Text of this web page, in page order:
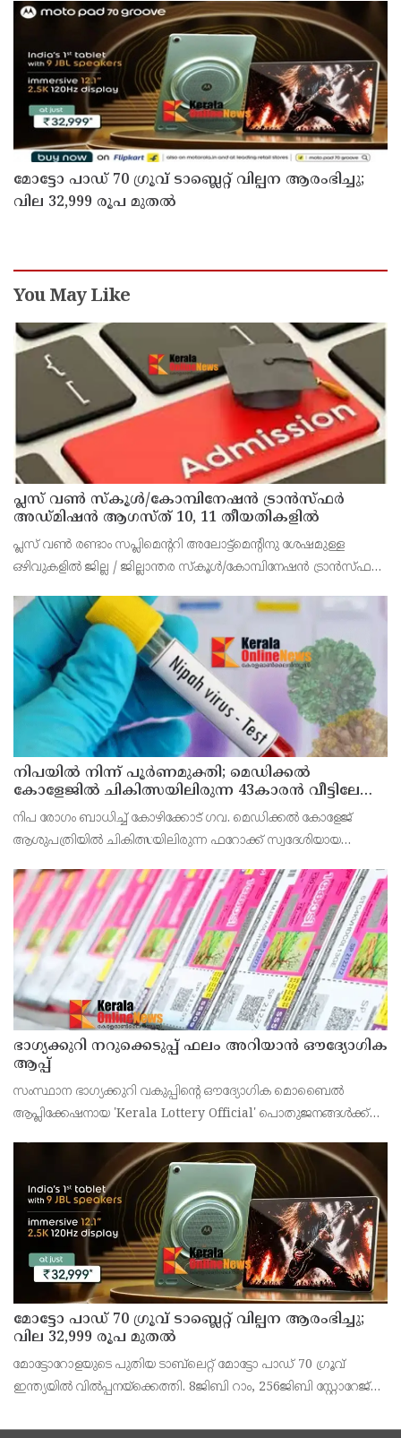
മോട്ടോ പാഡ് 70 ഗ്രൂവ് ടാബ്ലെറ്റ് വില്പന ആരംഭിച്ചു;
വില 32,999 രൂപ മുതൽ
You May Like
പ്ലസ് വൺ സ്‌കൂൾ/കോമ്പിനേഷൻ ട്രാൻസ്ഫർ
അഡ്മിഷൻ ആഗസ്ത് 10, 11 തീയതികളിൽ
പ്ലസ് വൺ രണ്ടാം സപ്ലിമെന്ററി അലോട്ട്‌മെന്റിനു ശേഷമുള്ള
ഒഴിവുകളിൽ ജില്ല / ജില്ലാന്തര സ്‌കൂൾ/കോമ്പിനേഷൻ ട്രാൻസ്ഫർ
വൈകിട്ട് 4 മണി വരെ നൽകിയിരുന്നു
നിപയിൽ നിന്ന് പൂർണമുക്തി; മെഡിക്കൽ
കോളേജിൽ ചികിത്സയിലിരുന്ന 43കാരൻ വീട്ടിലേക്ക്
മടങ്ങി
നിപ രോഗം ബാധിച്ച് കോഴിക്കോട് ഗവ. മെഡിക്കൽ കോളേജ്
ആശുപത്രിയിൽ ചികിത്സയിലിരുന്ന ഫറോക്ക് സ്വദേശിയായ
ഭാഗ്യക്കുറി നറുക്കെടുപ്പ് ഫലം അറിയാൻ ഔദ്യോഗിക
ആപ്പ്
സംസ്ഥാന ഭാഗ്യക്കുറി വകുപ്പിന്റെ ഔദ്യോഗിക മൊബൈൽ
ആപ്ലിക്കേഷനായ 'Kerala Lottery Official' പൊതുജനങ്ങൾക്ക്
അഞ്ജു കെ എസ് അറിയിച്ചു.
മോട്ടോ പാഡ് 70 ഗ്രൂവ് ടാബ്ലെറ്റ് വില്പന ആരംഭിച്ചു;
വില 32,999 രൂപ മുതൽ
മോട്ടോറോളയുടെ പുതിയ ടാബ്‌ലെറ്റ് മോട്ടോ പാഡ് 70 ഗ്രൂവ്
ഇന്ത്യയിൽ വിൽപ്പനയ്‌ക്കെത്തി. 8ജിബി റാം, 256ജിബി സ്റ്റോറേജ്
ഉൾപ്പെടെ 32,999 രൂപയാണ് ഫലപ്രദമായ